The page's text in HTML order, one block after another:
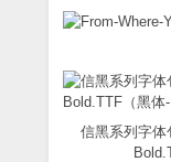
信黑系列字体